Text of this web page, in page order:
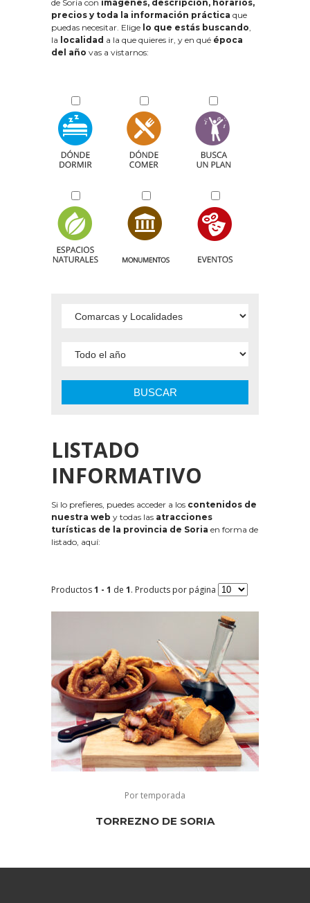
de Soria con imágenes, descripción, horarios,
precios y toda la información práctica que
puedas necesitar. Elige lo que estás buscando,
la localidad a la que quieres ir, y en qué época
del año vas a vistarnos:
BUSCAR
LISTADO
INFORMATIVO
Si lo prefieres, puedes acceder a los contenidos de
nuestra web y todas las atracciones
turísticas de la provincia de Soria en forma de
listado, aquí:
Productos1 - 1 de 1. Products por página
Por temporada
TORREZNO DE SORIA